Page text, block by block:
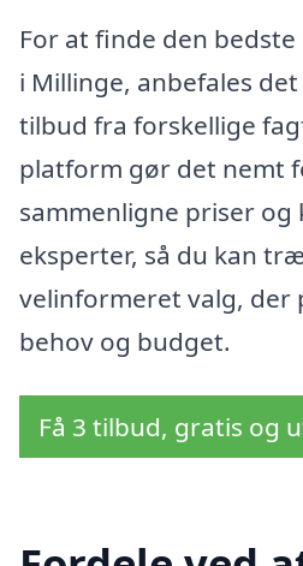
For at finde den
i Millinge, anbefales
tilbud fra forskellige
platform gør det nemt
sammenligne priser og
eksperter, så du kan
velinformeret valg, der
behov og budget.
Få 3 tilbud, gratis og